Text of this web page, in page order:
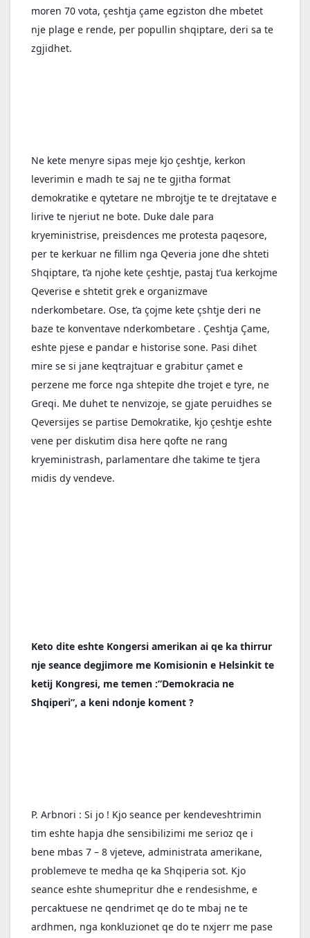
moren 70 vota, çeshtja çame egziston dhe mbetet
nje plage e rende, per popullin shqiptare, deri sa te
zgjidhet.
Ne kete menyre sipas meje kjo çeshtje, kerkon
leverimin e madh te saj ne te gjitha format
demokratike e qytetare ne mbrojtje te te drejtatave e
lirive te njeriut ne bote. Duke dale para
kryeministrise, preisdences me protesta paqesore,
per te kerkuar ne fillim nga Qeveria jone dhe shteti
Shqiptare, t’a njohe kete çeshtje, pastaj t’ua kerkojme
Qeverise e shtetit grek e organizmave
nderkombetare. Ose, t’a çojme kete çshtje deri ne
baze te konventave nderkombetare . Çeshtja Çame,
eshte pjese e pandar e historise sone. Pasi dihet
mire se si jane keqtrajtuar e grabitur çamet e
perzene me force nga shtepite dhe trojet e tyre, ne
Greqi. Me duhet te nenvizoje, se gjate peruidhes se
Qeversijes se partise Demokratike, kjo çeshtje eshte
vene per diskutim disa here qofte ne rang
kryeministrash, parlamentare dhe takime te tjera
midis dy vendeve.
Keto dite eshte Kongersi amerikan ai qe ka thirrur
nje seance degjimore me Komisionin e Helsinkit te
ketij Kongresi, me temen :”Demokracia ne
Shqiperi”, a keni ndonje koment ?
P. Arbnori : Si jo ! Kjo seance per kendeveshtrimin
tim eshte hapja dhe sensibilizimi me serioz qe i
bene mbas 7 – 8 vjeteve, administrata amerikane,
problemeve te medha qe ka Shqiperia sot. Kjo
seance eshte shumepritur dhe e rendesishme, e
percaktuese ne qendrimet qe do te mbaj ne te
ardhmen, nga konkluzionet qe do te nxjerr me pase